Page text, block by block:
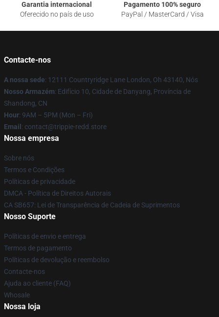
Garantia internacional
Oferecido no país de uso
Pagamento 100% seguro
PayPal / MasterCard / Visa
Contacte-nos
A nossa sede: 12111 Countryridge Lane London, Oh 43140, Nós
Nosso Armazém: Edifício 10, Cidade de Danyang, Província de
Shandong, CN
Hour: 9AM – 5PM (Mon – Fri)
Email : contact@trippie-redd.store
Nossa empresa
Sobre nós
Termos e Condições
Políticas de privacidade
DMCA - Política de Direitos Autorais
CA SB657: Lei de Transparência de Cadeia de Suprimentos
Nosso Suporte
Políticas de envio e entrega
Termos de pagamento
Políticas de devolução e reembolso
Contacte-nos
Ajuda ao cliente (FAQ)
Whosale
Nossa loja